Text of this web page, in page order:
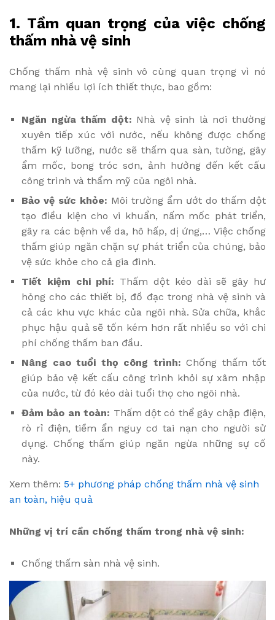
1. Tầm quan trọng của việc chống
thấm nhà vệ sinh
Chống thấm nhà vệ sinh vô cùng quan trọng vì nó
mang lại nhiều lợi ích thiết thực, bao gồm:
Ngăn ngừa thấm dột: Nhà vệ sinh là nơi thường
xuyên tiếp xúc với nước, nếu không được chống
thấm kỹ lưỡng, nước sẽ thấm qua sàn, tường, gây
ẩm mốc, bong tróc sơn, ảnh hưởng đến kết cấu
công trình và thẩm mỹ của ngôi nhà.
Bảo vệ sức khỏe: Môi trường ẩm ướt do thấm dột
tạo điều kiện cho vi khuẩn, nấm mốc phát triển,
gây ra các bệnh về da, hô hấp, dị ứng,… Việc chống
thấm giúp ngăn chặn sự phát triển của chúng, bảo
vệ sức khỏe cho cả gia đình.
Tiết kiệm chi phí: Thấm dột kéo dài sẽ gây hư
hỏng cho các thiết bị, đồ đạc trong nhà vệ sinh và
cả các khu vực khác của ngôi nhà. Sửa chữa, khắc
phục hậu quả sẽ tốn kém hơn rất nhiều so với chi
phí chống thấm ban đầu.
Nâng cao tuổi thọ công trình: Chống thấm tốt
giúp bảo vệ kết cấu công trình khỏi sự xâm nhập
của nước, từ đó kéo dài tuổi thọ cho ngôi nhà.
Đảm bảo an toàn: Thấm dột có thể gây chập điện,
rò rỉ điện, tiềm ẩn nguy cơ tai nạn cho người sử
dụng. Chống thấm giúp ngăn ngừa những sự cố
này.
Xem thêm: 5+ phương pháp chống thấm nhà vệ sinh
an toàn, hiệu quả
Những vị trí cần chống thấm trong nhà vệ sinh:
Chống thấm sàn nhà vệ sinh.